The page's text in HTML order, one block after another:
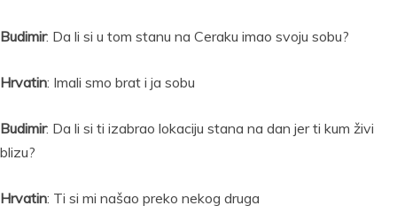
Budimir: Da li si u tom stanu na Ceraku imao svoju sobu?
Hrvatin: Imali smo brat i ja sobu
Budimir: Da li si ti izabrao lokaciju stana na dan jer ti kum živi
blizu?
Hrvatin: Ti si mi našao preko nekog druga